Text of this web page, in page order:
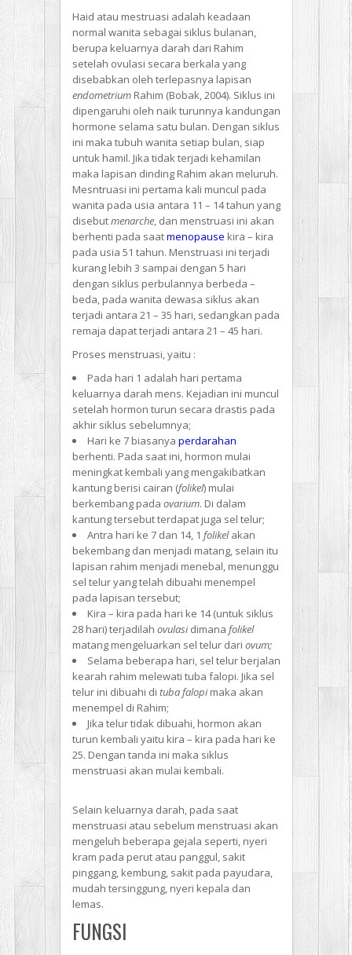
Haid atau mestruasi adalah keadaan
normal wanita sebagai siklus bulanan,
berupa keluarnya darah dari Rahim
setelah ovulasi secara berkala yang
disebabkan oleh terlepasnya lapisan
endometriumRahim (Bobak, 2004). Siklus ini
dipengaruhi oleh naik turunnya kandungan
hormone selama satu bulan. Dengan siklus
ini maka tubuh wanita setiap bulan, siap
untuk hamil. Jika tidak terjadi kehamilan
maka lapisan dinding Rahim akan meluruh.
Mesntruasi ini pertama kali muncul pada
wanita pada usia antara 11 – 14 tahun yang
disebutmenarche, dan menstruasi ini akan
berhenti pada saatmenopause kira – kira
pada usia 51 tahun. Menstruasi ini terjadi
kurang lebih 3 sampai dengan 5 hari
dengan siklus perbulannya berbeda –
beda, pada wanita dewasa siklus akan
terjadi antara 21 – 35 hari, sedangkan pada
remaja dapat terjadi antara 21 – 45 hari.
Proses menstruasi, yaitu :
Pada hari 1 adalah hari pertama
keluarnya darah mens. Kejadian ini muncul
setelah hormon turun secara drastis pada
akhir siklus sebelumnya;
Hari ke 7 biasanya perdarahan
berhenti. Pada saat ini, hormon mulai
meningkat kembali yang mengakibatkan
kantung berisi cairan (folikel) mulai
berkembang pada ovarium. Di dalam
kantung tersebut terdapat juga sel telur;
Antra hari ke 7 dan 14, 1 folikelakan
bekembang dan menjadi matang, selain itu
lapisan rahim menjadi menebal, menunggu
sel telur yang telah dibuahi menempel
pada lapisan tersebut;
Kira – kira pada hari ke 14 (untuk siklus
28 hari) terjadilah ovulasidimana folikel
matang mengeluarkan sel telur dari ovum;
Selama beberapa hari, sel telur berjalan
kearah rahim melewati tuba falopi. Jika sel
telur ini dibuahi di tuba falopimaka akan
menempel di Rahim;
Jika telur tidak dibuahi, hormon akan
turun kembali yaitu kira – kira pada hari ke
25. Dengan tanda ini maka siklus
menstruasi akan mulai kembali.
Selain keluarnya darah, pada saat
menstruasi atau sebelum menstruasi akan
mengeluh beberapa gejala seperti, nyeri
kram pada perut atau panggul, sakit
pinggang, kembung, sakit pada payudara,
mudah tersinggung, nyeri kepala dan
lemas.
FUNGSI